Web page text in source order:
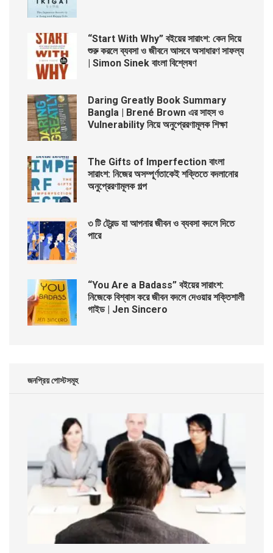
“Start With Why” বইয়ের সারাংশ: কেন দিয়ে
শুরু করলে ব্যবসা ও জীবনে আসবে অসাধারণ সাফল্য
| Simon Sinek বাংলা বিশ্লেষণ
Daring Greatly Book Summary
Bangla | Brené Brown এর সাহস ও
Vulnerability নিয়ে অনুপ্রেরণামূলক শিক্ষা
The Gifts of Imperfection বাংলা
সারাংশ: নিজের অসম্পূর্ণতাকেই শক্তিতে বদলানোর
অনুপ্রেরণামূলক গল্প
৩ টি ট্রেন্ড যা আপনার জীবন ও ব্যবসা বদলে দিতে
পারে
“You Are a Badass” বইয়ের সারাংশ:
নিজেকে বিশ্বাস করে জীবন বদলে দেওয়ার শক্তিশালী
গাইড | Jen Sincero
জনপ্রিয় পোস্টসমূহ